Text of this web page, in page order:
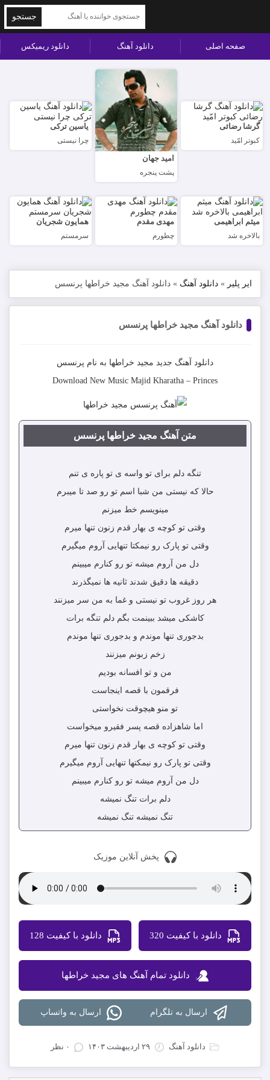
جستجو
صفحه اصلی دانلود آهنگ دانلود ریمیکس
گرشا رضائی
کبوتر امّید
امید جهان
پشت پنجره
یاسین ترکی
چرا نیستی
میثم ابراهیمی
بالاخره شد
مهدی مقدم
چطورم
همایون شجریان
سرمستم
ایر پلیر » دانلود آهنگ » دانلود آهنگ مجید خراطها پرنسس
دانلود آهنگ مجید خراطها پرنسس
دانلود آهنگ جدید مجید خراطها به نام پرنسس
Download New Music Majid Kharatha – Princes
متن آهنگ مجید خراطها پرنسس
تنگه دلم برای تو واسه ی تو پاره ی تنم
حالا که نیستی من شبا اسم تو رو صد تا میبرم
مینویسم خط میزنم
وقتی تو کوچه ی بهار قدم زنون تنها میرم
وقتی تو پارک رو نیمکتا تنهایی آروم میگیرم
دل من آروم میشه تو رو کنارم میبینم
دقیقه ها دقیق شدند ثانیه ها نمیگذرند
هر روز غروب تو نیستی و غما به من سر میزنند
کاشکی میشد ببینمت بگم دلم تنگه برات
بدجوری تنها موندم و بدجوری تنها موندم
زخم زبونم میزنند
من و تو افسانه بودیم
فرقمون با قصه اینجاست
تو منو هیچوقت نخواستی
اما شاهزاده قصه پسر فقیرو میخواست
وقتی تو کوچه ی بهار قدم زنون تنها میرم
وقتی تو پارک رو نیمکتها تنهایی آروم میگیرم
دل من آروم میشه تو رو کنارم میبینم
دلم برات تنگ نمیشه
تنگ نمیشه تنگ نمیشه
پخش آنلاین موزیک
دانلود با کیفیت 320 دانلود با کیفیت 128
دانلود تمام آهنگ های مجید خراطها
ارسال به تلگرام ارسال به واتساپ
دانلود آهنگ ۲۹ اردیبهشت ۱۴۰۳ ۰ نظر